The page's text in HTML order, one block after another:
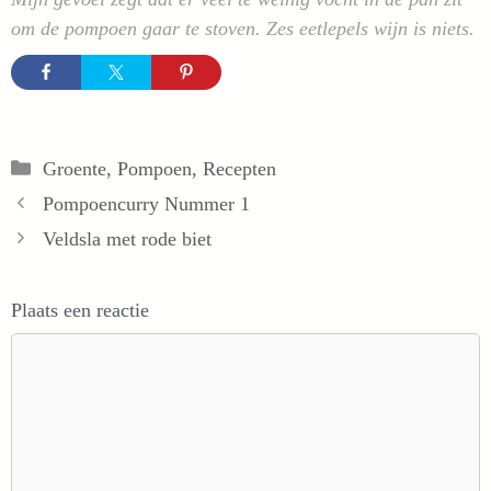
om de pompoen gaar te stoven. Zes eetlepels wijn is niets.
Categorieën
Groente, Pompoen, Recepten
Pompoencurry Nummer 1
Veldsla met rode biet
Plaats een reactie